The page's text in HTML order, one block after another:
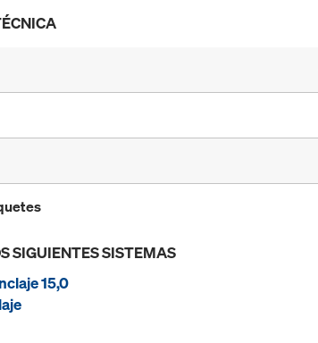
SIGUIENTES SISTEMAS
15,0